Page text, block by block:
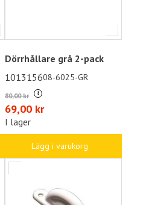
Dörrhållare grå 2-pack
101315608-6025-GR
80,00 kr i
69,00 kr
I lager
Lägg i varukorg